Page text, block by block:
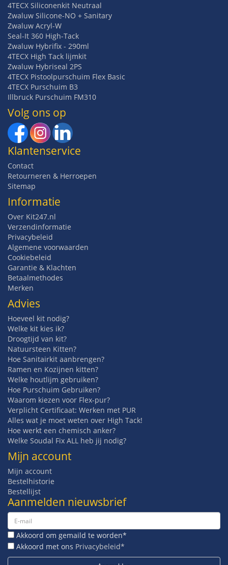
4TECX Siliconenkit Neutraal
Zwaluw Silicone-NO + Sanitary
Zwaluw Acryl-W
Seal-It 360 High-Tack
Zwaluw Hybrifix - 290ml
4TECX High Tack lijmkit
Zwaluw Hybriseal 2PS
4TECX Pistoolpurschuim Flex Basic
4TECX Purschuim B3
Illbruck Purschuim FM310
Volg ons op
Klantenservice
Contact
Retourneren & Herroepen
Sitemap
Informatie
Over Kit247.nl
Verzendinformatie
Privacybeleid
Algemene voorwaarden
Cookiebeleid
Garantie & Klachten
Betaalmethodes
Merken
Advies
Hoeveel kit nodig?
Welke kit kies ik?
Droogtijd van kit?
Natuursteen Kitten?
Hoe Sanitairkit aanbrengen?
Ramen en Kozijnen kitten?
Welke houtlijm gebruiken?
Hoe Purschuim Gebruiken?
Waarom kiezen voor Flex-pur?
Verplicht Certificaat: Werken met PUR
Alles wat je moet weten over High Tack!
Hoe werkt een chemisch anker?
Welke Soudal Fix ALL heb jij nodig?
Mijn account
Mijn account
Bestelhistorie
Bestellijst
Aanmelden nieuwsbrief
Akkoord om gemaild te worden*
Akkoord met ons Privacybeleid*